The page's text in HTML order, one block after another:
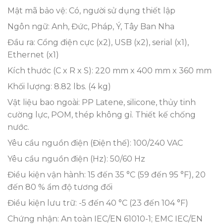
Mật mã bảo vệ: Có, người sử dụng thiết lập
Ngôn ngữ: Anh, Đức, Pháp, Ý, Tây Ban Nha
Đầu ra: Cổng điện cực (x2), USB (x2), serial (x1),
Ethernet (x1)
Kích thước (C x R x S): 220 mm x 400 mm x 360 mm
Khối lượng: 8.82 lbs. (4 kg)
Vật liệu bao ngoài: PP Latene, silicone, thủy tinh
cường lực, POM, thép không gỉ. Thiết kế chống
nước.
Yêu cầu nguồn điện (Điện thế): 100/240 VAC
Yêu cầu nguồn điện (Hz): 50/60 Hz
Điều kiện vận hành: 15 đến 35 °C (59 đến 95 °F), 20
đến 80 % ẩm độ tương đối
Điều kiện lưu trữ: -5 đến 40 °C (23 đến 104 °F)
Chứng nhận: An toàn IEC/EN 61010-1; EMC IEC/EN